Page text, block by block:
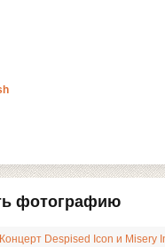
фотографию
Концерт Despised Icon и Misery